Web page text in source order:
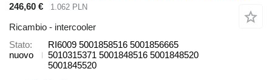
246,60 € 1.062 PLN
Ricambio - intercooler
Stato
nuovo
RI6009 5001858516 5001856665
5010315371 5001848516 5001848520
5001845520